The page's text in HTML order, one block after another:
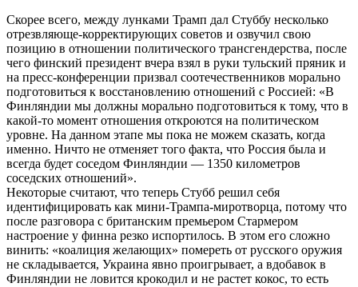
Скорее всего, между лунками Трамп дал Стуббу несколько
отрезвляюще-корректирующих советов и озвучил свою
позицию в отношении политического трансгендерства, после
чего финский президент вчера взял в руки тульский пряник и
на пресс-конференции призвал соотечественников морально
подготовиться к восстановлению отношений с Россией: «В
Финляндии мы должны морально подготовиться к тому, что в
какой-то момент отношения откроются на политическом
уровне. На данном этапе мы пока не можем сказать, когда
именно. Ничто не отменяет того факта, что Россия была и
всегда будет соседом Финляндии — 1350 километров
соседских отношений».
Некоторые считают, что теперь Стубб решил себя
идентифицировать как мини-Трампа-миротворца, потому что
после разговора с британским премьером Стармером
настроение у финна резко испортилось. В этом его сложно
винить: «коалиция желающих» помереть от русского оружия
не складывается, Украина явно проигрывает, а вдобавок в
Финляндии не ловится крокодил и не растет кокос, то есть